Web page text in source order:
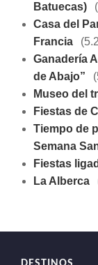
Batuecas)
Casa del
Francia
Ganadería
de Abajo”
Museo del
Fiestas de
Tiempo de
Semana
Fiestas
La Alberca